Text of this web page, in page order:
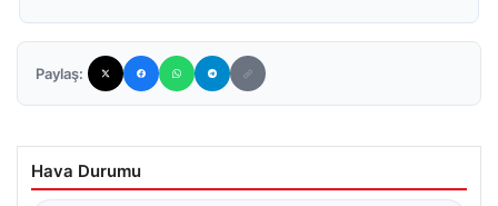
Paylaş:
Hava Durumu